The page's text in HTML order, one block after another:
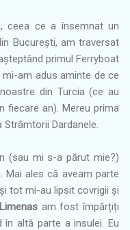
ceea ce a însemnat un
București, am traversat
primul Ferryboat
am adus aminte de ce
din Turcia (ce au
fiecare an). Mereu prima
Dardanele.
(sau mi s-a părut mie?)
ales că aveam parte
tot mi-au lipsit covrigii și
Limenas am fost împărțiți
altă parte a insulei. Eu